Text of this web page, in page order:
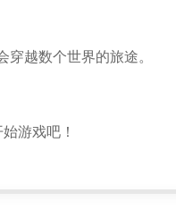
越数个世界的旅途。
游戏吧！
*
*